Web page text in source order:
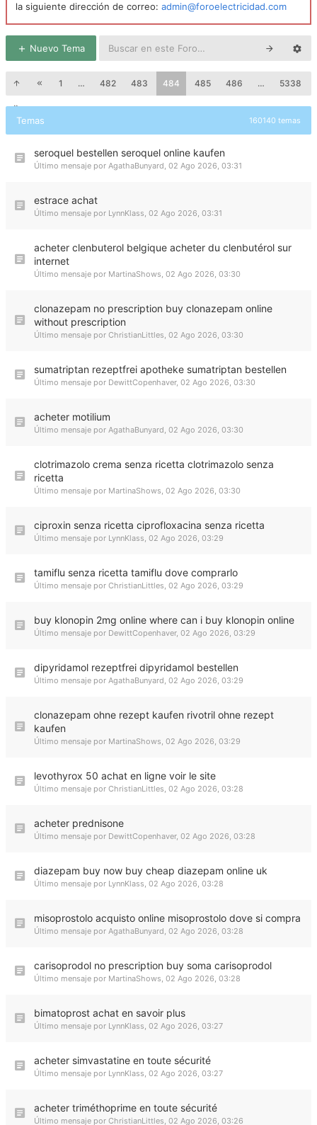
la siguiente dirección de correo: admin@foroelectricidad.com
Nuevo Tema
1 … 482 483 484 485 486 … 5338
Temas 160140 temas
seroquel bestellen seroquel online kaufen
Último mensaje por AgathaBunyard, 02 Ago 2026, 03:31
estrace achat
Último mensaje por LynnKlass, 02 Ago 2026, 03:31
acheter clenbuterol belgique acheter du clenbutérol sur
internet
Último mensaje por MartinaShows, 02 Ago 2026, 03:30
clonazepam no prescription buy clonazepam online
without prescription
Último mensaje por ChristianLittles, 02 Ago 2026, 03:30
sumatriptan rezeptfrei apotheke sumatriptan bestellen
Último mensaje por DewittCopenhaver, 02 Ago 2026, 03:30
acheter motilium
Último mensaje por AgathaBunyard, 02 Ago 2026, 03:30
clotrimazolo crema senza ricetta clotrimazolo senza
ricetta
Último mensaje por MartinaShows, 02 Ago 2026, 03:30
ciproxin senza ricetta ciprofloxacina senza ricetta
Último mensaje por LynnKlass, 02 Ago 2026, 03:29
tamiflu senza ricetta tamiflu dove comprarlo
Último mensaje por ChristianLittles, 02 Ago 2026, 03:29
buy klonopin 2mg online where can i buy klonopin online
Último mensaje por DewittCopenhaver, 02 Ago 2026, 03:29
dipyridamol rezeptfrei dipyridamol bestellen
Último mensaje por AgathaBunyard, 02 Ago 2026, 03:29
clonazepam ohne rezept kaufen rivotril ohne rezept
kaufen
Último mensaje por MartinaShows, 02 Ago 2026, 03:29
levothyrox 50 achat en ligne voir le site
Último mensaje por ChristianLittles, 02 Ago 2026, 03:28
acheter prednisone
Último mensaje por DewittCopenhaver, 02 Ago 2026, 03:28
diazepam buy now buy cheap diazepam online uk
Último mensaje por LynnKlass, 02 Ago 2026, 03:28
misoprostolo acquisto online misoprostolo dove si compra
Último mensaje por AgathaBunyard, 02 Ago 2026, 03:28
carisoprodol no prescription buy soma carisoprodol
Último mensaje por MartinaShows, 02 Ago 2026, 03:28
bimatoprost achat en savoir plus
Último mensaje por LynnKlass, 02 Ago 2026, 03:27
acheter simvastatine en toute sécurité
Último mensaje por LynnKlass, 02 Ago 2026, 03:27
acheter triméthoprime en toute sécurité
Último mensaje por ChristianLittles, 02 Ago 2026, 03:26